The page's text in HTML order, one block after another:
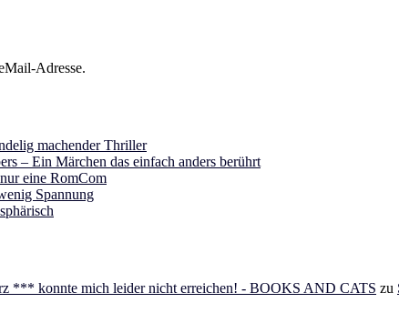
Adresse.
machender Thriller
– Ein Märchen das einfach anders berührt
eine RomCom
Spannung
*** konnte mich leider nicht erreichen! - BOOKS AND CATS zu